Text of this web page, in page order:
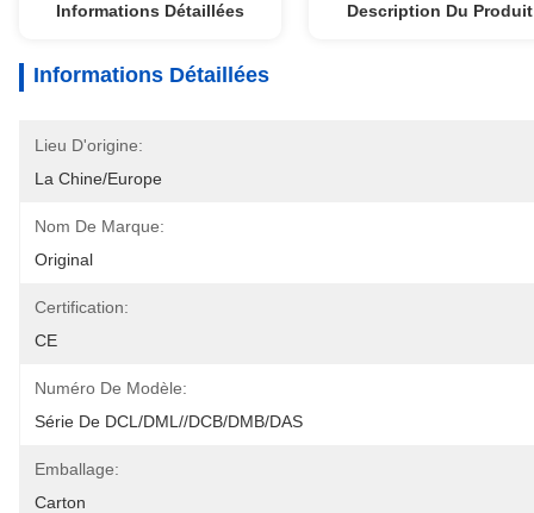
Informations Détaillées Description Du Produit
Informations Détaillées
Lieu D'origine:
La Chine/Europe
Nom De Marque:
Original
Certification:
CE
Numéro De Modèle:
Série De DCL/DML//DCB/DMB/DAS
Emballage:
Carton